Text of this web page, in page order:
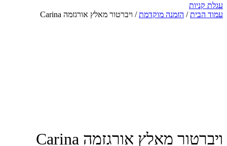
עגלת קניות
עמוד הבית/ הזמנה מוקדמת/ ויברטור מאלץ אורגזמה Carina
ויברטור מאלץ אורגזמה Carina